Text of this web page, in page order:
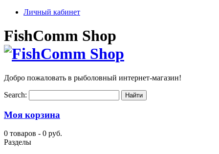
Личный кабинет
FishComm Shop
Добро пожаловать в рыболовный интернет-магазин!
Search:
Моя корзина
0 товаров - 0 руб.
Разделы